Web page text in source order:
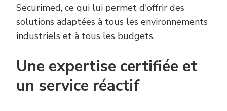
Securimed, ce qui lui permet d'offrir des
solutions adaptées à tous les environnements
industriels et à tous les budgets.
Une expertise certifiée et
un service réactif